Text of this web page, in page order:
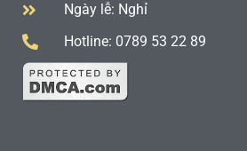
Ngày lễ: Nghỉ
Hotline: 0789 53 22 89